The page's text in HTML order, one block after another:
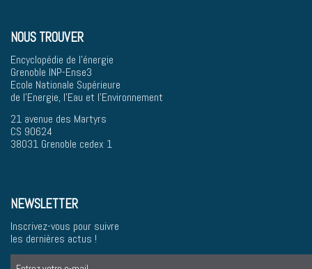
NOUS TROUVER
Encyclopédie de l'énergie
Grenoble INP-Ense3
Ecole Nationale Supérieure
de l'Energie, l'Eau et l'Environnement
21 avenue des Martyrs
CS 90624
38031 Grenoble cedex 1
NEWSLETTER
Inscrivez-vous pour suivre
les dernières actus !